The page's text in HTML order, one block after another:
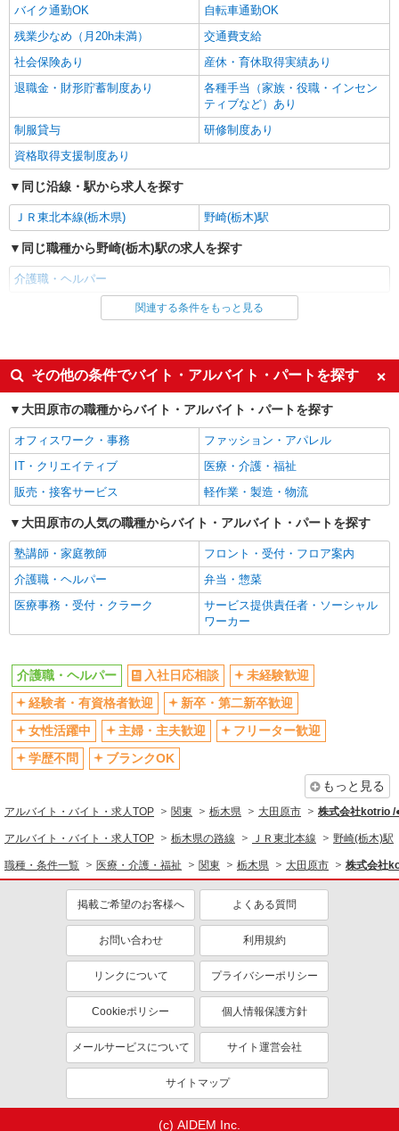
バイク通勤OK
自転車通勤OK
残業少なめ（月20h未満）
交通費支給
社会保険あり
産休・育休取得実績あり
退職金・財形貯蓄制度あり
各種手当（家族・役職・インセン
ティブなど）あり
制服貸与
研修制度あり
資格取得支援制度あり
同じ沿線・駅から求人を探す
ＪＲ東北本線(栃木県) 野崎(栃木)駅
同じ職種から野崎(栃木)駅の求人を探す
介護職・ヘルパー
同じ雇用形態から野崎(栃木)駅の求人を探す
同じ特徴から野崎(栃木)駅の求人を探す
入社日応相談
未経験歓迎
経験者・有資格者歓迎
新卒・第二新卒歓迎
女性活躍中
主婦・主夫歓迎
フリーター歓迎
学歴不問
ブランクOK
ミドル（40代～）活躍中
エルダー（50代～）活躍中
シニア（60代～）活躍中
高収入・高額
ボーナス・賞与あり
昇給あり
完全週休2日制
フルタイム歓迎
禁煙・分煙
駅直結・駅チカ
車通勤OK
残業少なめ（月20h未満）
交通費支給
社会保険あり
産休・育休取得実績あり
退職金・財形貯蓄制度あり
各種手当（家族・役職・インセン
資格取得支援制度あり
同じ職種から求人を探す
医療・介護・福祉
介護職・ヘルパー
同じ特徴から求人を探す
未経験歓迎
ミドル（40代～）活躍中
ボーナス・賞与あり
車通勤OK
社会保険あり
産休・育休取得実績あり
関連する条件をもっと見る
その他の条件でバイト・アルバイト・パートを探す
大田原市の職種からバイト・アルバイト・パートを探す
オフィスワーク・事務
ファッション・アパレル
IT・クリエイティブ
医療・介護・福祉
販売・接客サービス
軽作業・製造・物流
大田原市の人気の職種からバイト・アルバイト・パートを探す
塾講師・家庭教師
フロント・受付・フロア案内
介護職・ヘルパー
弁当・惣菜
医療事務・受付・クラーク
サービス提供責任者・ソーシャル
ワーカー
介護職・ヘルパー 入社日応相談
未経験歓迎
経験者・有資格者歓迎
新卒・第二新卒歓迎
女性活躍中
主婦・主夫歓迎
フリーター歓迎
学歴不問
ブランクOK
もっと見る
アルバイト・バイト・求人TOP 関東 栃木県 大田原市 株式会社kotrio /
アルバイト・バイト・求人TOP 栃木県の路線 ＪＲ東北本線 野崎(栃木)駅
職種・条件一覧 医療・介護・福祉 関東 栃木県 大田原市 株式会社
掲載ご希望のお客様へ よくある質問
お問い合わせ 利用規約
リンクについて プライバシーポリシー
Cookieポリシー 個人情報保護方針
メールサービスについて サイト運営会社
サイトマップ
(c) AIDEM Inc.